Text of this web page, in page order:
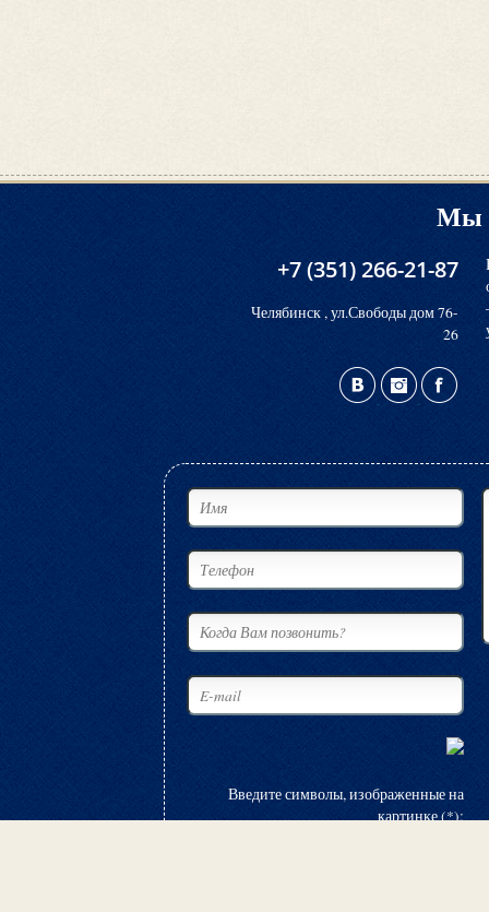
Мы
+7 (351) 266-21-87
Челябинск , ул.Свободы дом 76-
26
Введите символы, изображенные на
картинке (*):